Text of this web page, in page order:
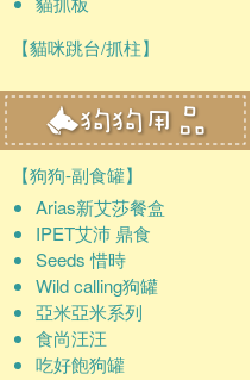
【貓咪跳台/抓柱】
【狗狗-副食罐】
Arias新艾莎餐盒
IPET艾沛 鼎食
Seeds 惜時
Wild calling狗罐
亞米亞米系列
食尚汪汪
吃好飽狗罐